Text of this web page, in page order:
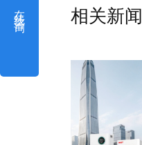
相关新闻
在线咨询